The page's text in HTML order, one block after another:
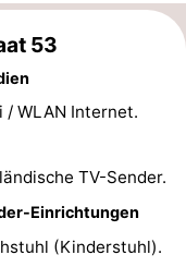
53
/ WLAN Internet.
TV-Sender.
Einrichtungen
(Kinderstuhl).